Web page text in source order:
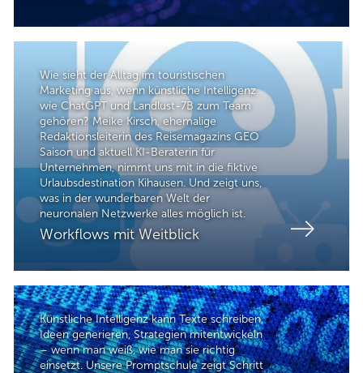
Wie sieht der Alltag im touristischen
Marketing aus, wenn künstliche Intelligenz
wie ChatGPT und Landlust-7B zum Team
gehören? Meike Kirsch, ehemalige
Redaktionsleiterin des Reisemagazins GEO
Saison und aktuell KI-Beraterin für
Unternehmen, nimmt uns mit in die fiktive
Urlaubsdestination Kihausen. Und zeigt uns,
was in der wunderbaren Welt der
neuronalen Netzwerke alles möglich ist.
Workflows mit Weitblick
Künstliche Intelligenz kann Texte schreiben,
Ideen generieren, Strategien mitentwickeln
– wenn man weiß, wie man sie richtig
einsetzt. Unsere Promptschule zeigt Schritt